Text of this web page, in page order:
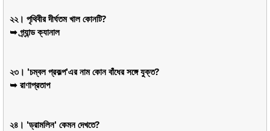
২২। পৃথিবীর দীর্ঘতম খাল কোনটি?
➥ গ্র্যান্ড ক্যানাল
২৩। 'চম্বল প্রকল্প'এর নাম কোন বাঁধের সঙ্গে যুক্ত?
➥ রাণাপ্রতাপ
২৪। 'ড্রামলিন' কেমন দেখতে?